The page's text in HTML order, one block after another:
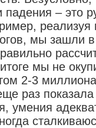
падения – это
реализуя
мы зашли
мы не
2-3
раз
умения